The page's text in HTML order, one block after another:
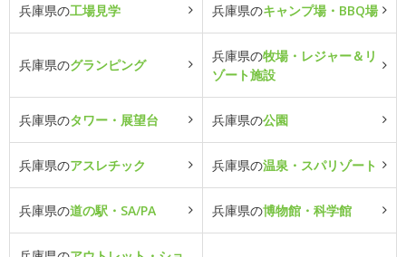
兵庫県の工場見学 兵庫県のキャンプ場・BBQ場
兵庫県のグランピング
兵庫県の牧場・レジャー＆リ
ゾート施設
兵庫県のタワー・展望台 兵庫県の公園
兵庫県のアスレチック 兵庫県の温泉・スパリゾート
兵庫県の道の駅・SA/PA 兵庫県の博物館・科学館